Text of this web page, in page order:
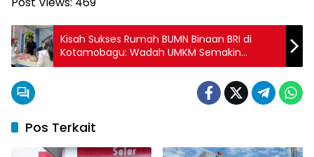
Kisah Sukses Rumah BUMN Binaan BRI di
Kotamobagu: Wadah UMKM Semakin
Berdaya dan Bertumbuh
Pos Terkait